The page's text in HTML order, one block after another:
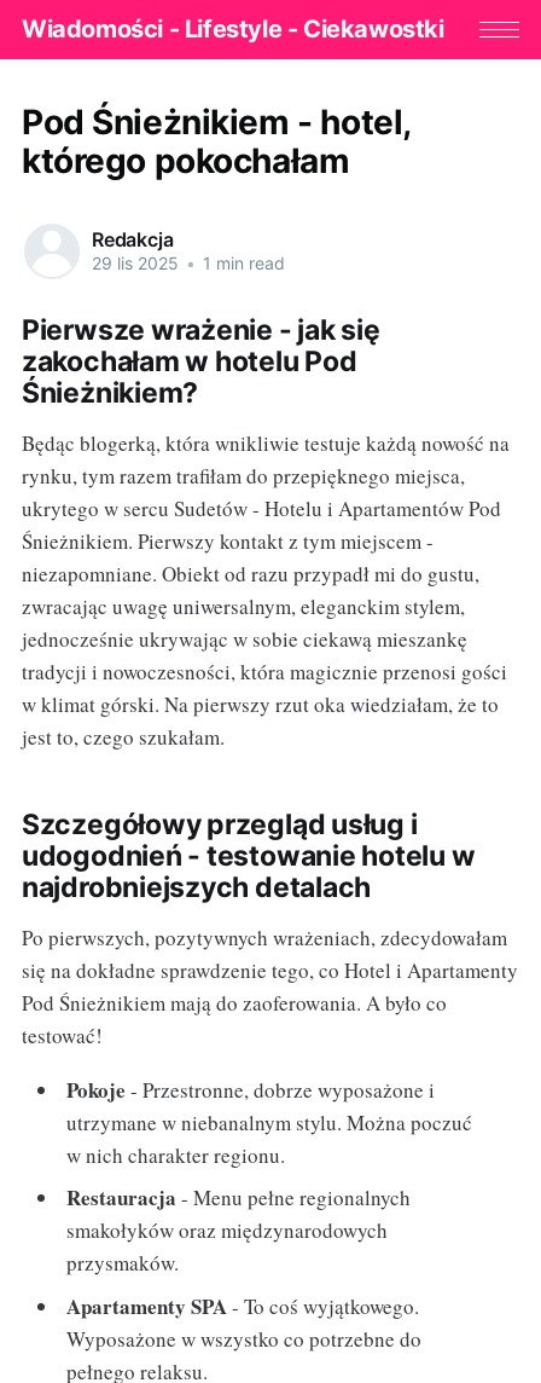
Wiadomości - Lifestyle - Ciekawostki
Pod Śnieżnikiem - hotel,
którego pokochałam
Redakcja
29 lis 2025 • 1 min read
Pierwsze wrażenie - jak się
zakochałam w hotelu Pod
Śnieżnikiem?
Będąc blogerką, która wnikliwie testuje każdą nowość na
rynku, tym razem trafiłam do przepięknego miejsca,
ukrytego w sercu Sudetów - Hotelu i Apartamentów Pod
Śnieżnikiem. Pierwszy kontakt z tym miejscem -
niezapomniane. Obiekt od razu przypadł mi do gustu,
zwracając uwagę uniwersalnym, eleganckim stylem,
jednocześnie ukrywając w sobie ciekawą mieszankę
tradycji i nowoczesności, która magicznie przenosi gości
w klimat górski. Na pierwszy rzut oka wiedziałam, że to
jest to, czego szukałam.
Szczegółowy przegląd usług i
udogodnień - testowanie hotelu w
najdrobniejszych detalach
Po pierwszych, pozytywnych wrażeniach, zdecydowałam
się na dokładne sprawdzenie tego, co Hotel i Apartamenty
Pod Śnieżnikiem mają do zaoferowania. A było co
testować!
Pokoje - Przestronne, dobrze wyposażone i
utrzymane w niebanalnym stylu. Można poczuć
w nich charakter regionu.
Restauracja - Menu pełne regionalnych
smakołyków oraz międzynarodowych
przysmaków.
Apartamenty SPA- To coś wyjątkowego.
Wyposażone w wszystko co potrzebne do
pełnego relaksu.